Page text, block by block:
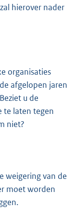
hierover nader
organisaties
afgelopen jaren
u de
te laten tegen
niet?
weigering van de
moet worden